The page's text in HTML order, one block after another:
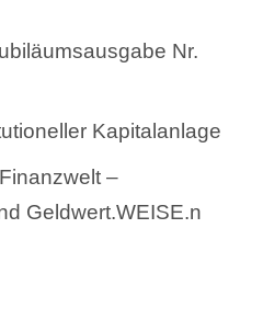
Nr.
Kapitalanlage
–
Geldwert.WEISE.n